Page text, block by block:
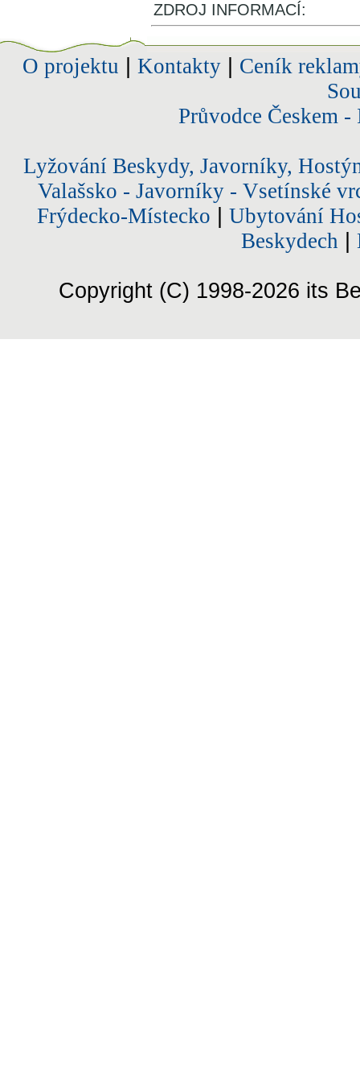
ZDROJ INFORMACÍ:
O projektu Kontakty| Ceník
Průvodce Českem
Lyžování Beskydy, Javorníky,
Valašsko - Javorníky - Vsetínské
Frýdecko-Místecko
Ubytování
Beskydech
Copyright (C) 1998-2026 its